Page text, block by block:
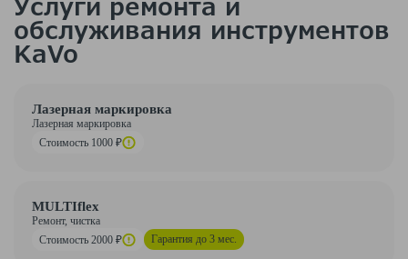
Услуги ремонта и
обслуживания инструментов
KaVo
Лазерная маркировка
Лазерная маркировка
Стоимость 1000 ₽
MULTIflex
Ремонт, чистка
Стоимость 2000 ₽
Гарантия до 3 мес.